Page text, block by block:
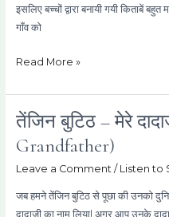
इसलिए बच्चों द्वारा बनायी गयी किताबें
गाँव को
Pasang
Lamo)
Read More »
तेंजिन बुटिठ – मेरे
Grandfather)
Leave a Comment / Listen to
जब हमने तेंजिन बुटिठ से पूछा की उनको
दादाजी का नाम लिया| अगर आप उनके
तेंजिन
बुटिठ
मेरे
दादाजी
(Tenzin